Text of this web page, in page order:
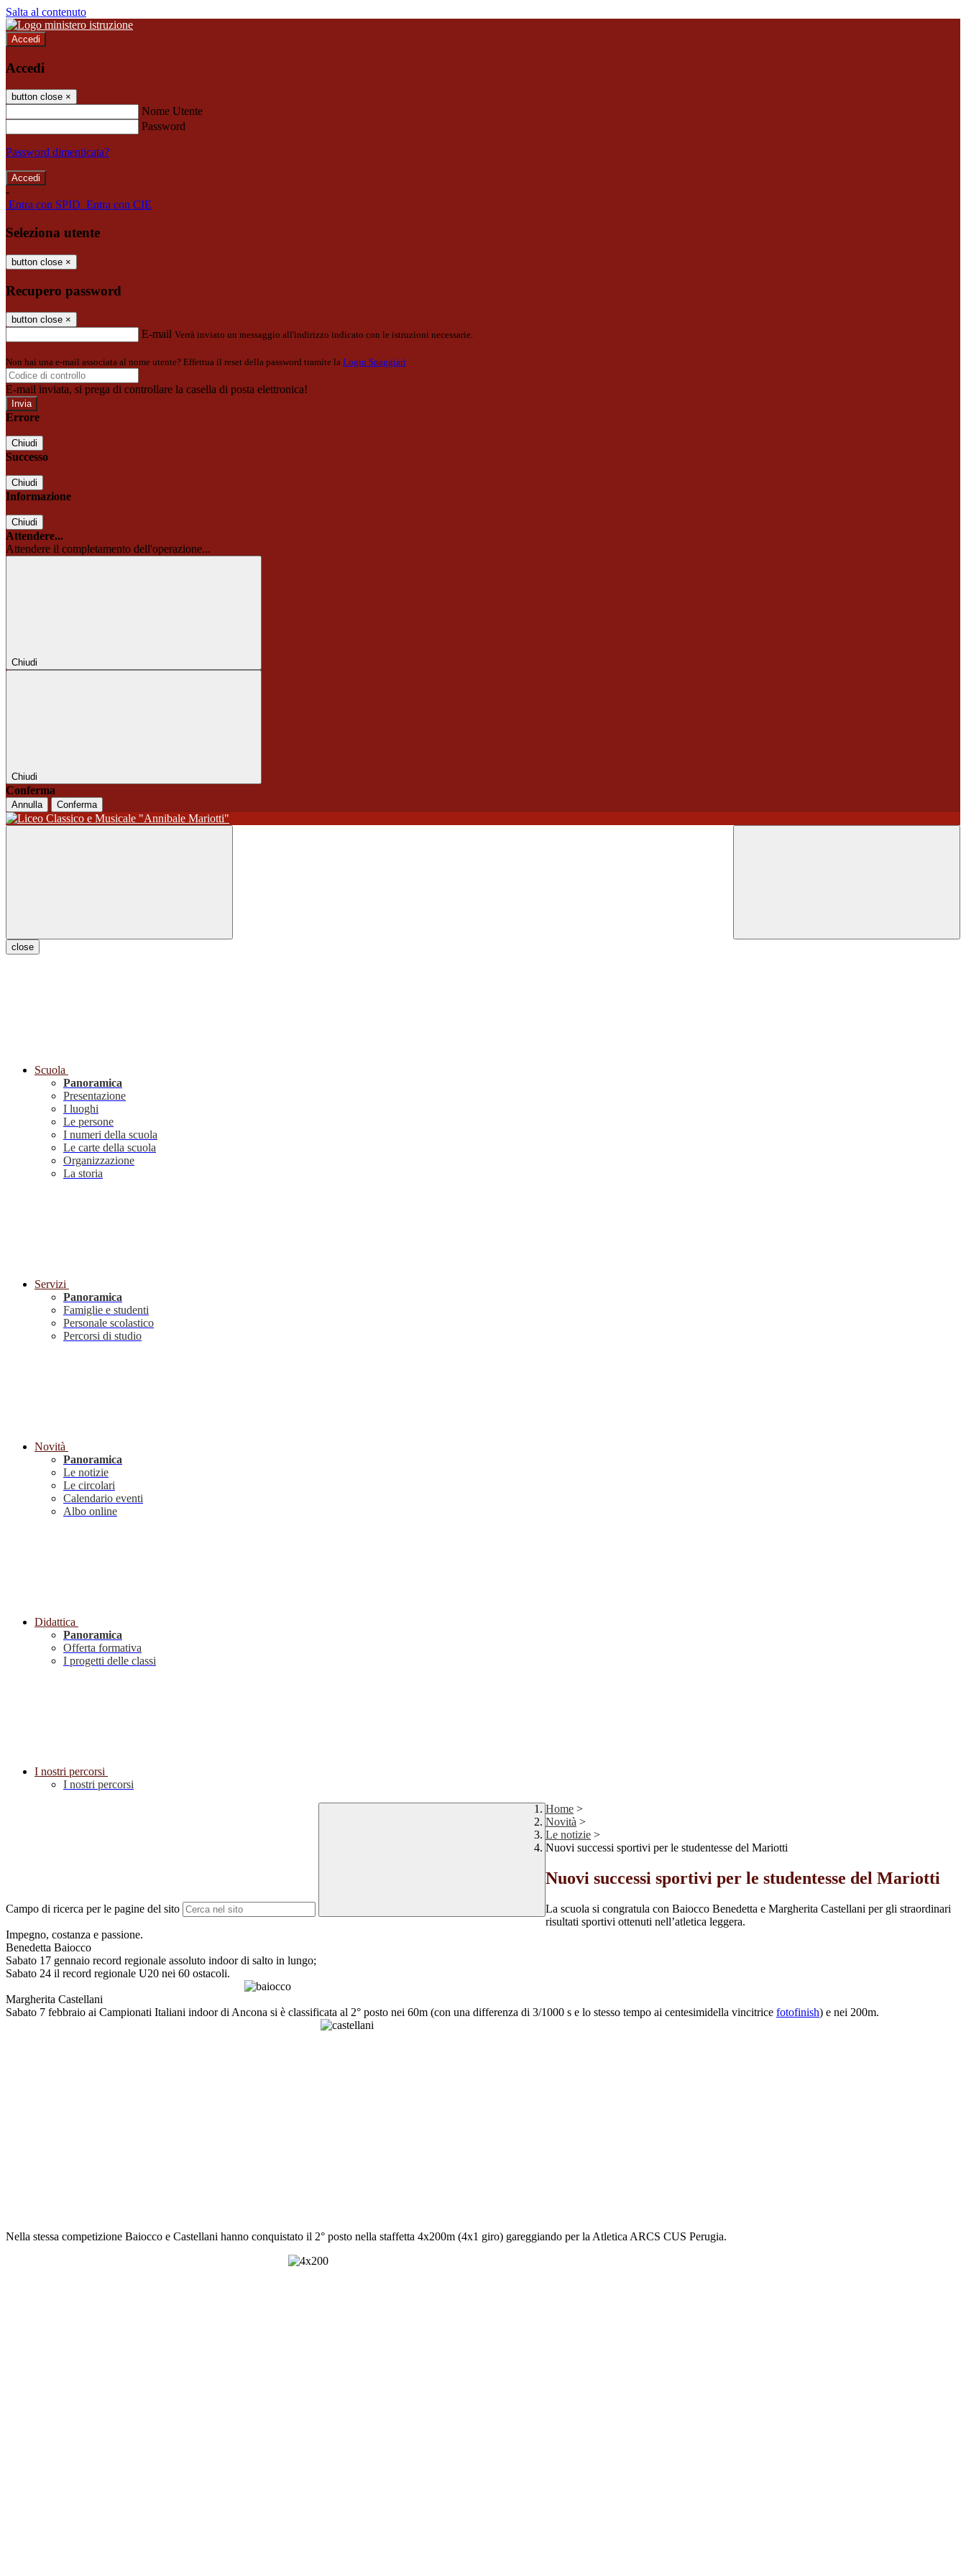
Salta al contenuto
Accedi
Accedi
button close ×
Nome Utente
Password
Password dimenticata?
-
Entra con SPID Entra con CIE
Seleziona utente
button close ×
Recupero password
button close ×
E-mail Verrà inviato un messaggio all'indirizzo indicato con le istruzioni necessarie.
Non hai una e-mail associata al nome utente? Effettua il reset della password tramite la Login Spaggiari
E-mail inviata, si prega di controllare la casella di posta elettronica!
Errore
Chiudi
Successo
Chiudi
Informazione
Chiudi
Attendere...
Attendere il completamento dell'operazione...
Chiudi
Chiudi
Conferma
Annulla Conferma
close
Scuola
Panoramica
Presentazione
I luoghi
Le persone
I numeri della scuola
Le carte della scuola
Organizzazione
La storia
Servizi
Panoramica
Famiglie e studenti
Personale scolastico
Percorsi di studio
Novità
Panoramica
Le notizie
Le circolari
Calendario eventi
Albo online
Didattica
Panoramica
Offerta formativa
I progetti delle classi
I nostri percorsi
I nostri percorsi
Campo di ricerca per le pagine del sito
Home >
Novità >
Le notizie >
Nuovi successi sportivi per le studentesse del Mariotti
Nuovi successi sportivi per le studentesse del Mariotti
La scuola si congratula con Baiocco Benedetta e Margherita Castellani per gli straordinari
risultati sportivi ottenuti nell’atletica leggera.
Impegno, costanza e passione.
Benedetta Baiocco
Sabato 17 gennaio record regionale assoluto indoor di salto in lungo;
Sabato 24 il record regionale U20 nei 60 ostacoli.
Margherita Castellani
Sabato 7 febbraio ai Campionati Italiani indoor di Ancona si è classificata al 2° posto nei 60m (con una differenza di 3/1000 s e lo stesso tempo ai centesimidella vincitrice fotofinish) e nei 200m.
Nella stessa competizione Baiocco e Castellani hanno conquistato il 2° posto nella staffetta 4x200m (4x1 giro) gareggiando per la Atletica ARCS CUS Perugia.